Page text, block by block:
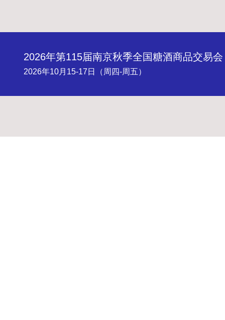
2026年第115届南京秋季全国糖酒商品交易会
2026年10月15-17日（周四-周五）